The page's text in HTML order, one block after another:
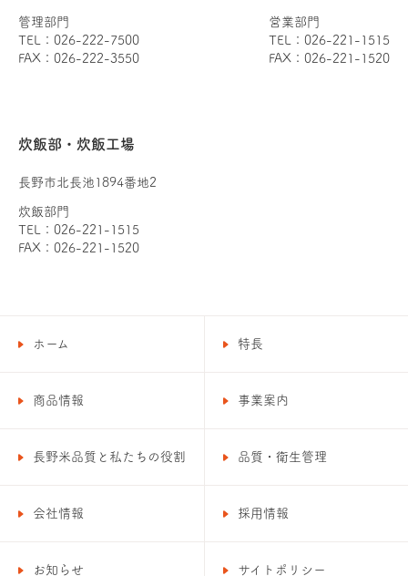
管理部門
TEL：026-222-7500
FAX：026-222-3550
営業部門
TEL：026-221-1515
FAX：026-221-1520
炊飯部・炊飯工場
長野市北長池1894番地2
炊飯部門
TEL：026-221-1515
FAX：026-221-1520
ホーム 特長
商品情報 事業案内
長野米品質と私たちの役割 品質・衛生管理
会社情報 採用情報
お知らせ サイトポリシー